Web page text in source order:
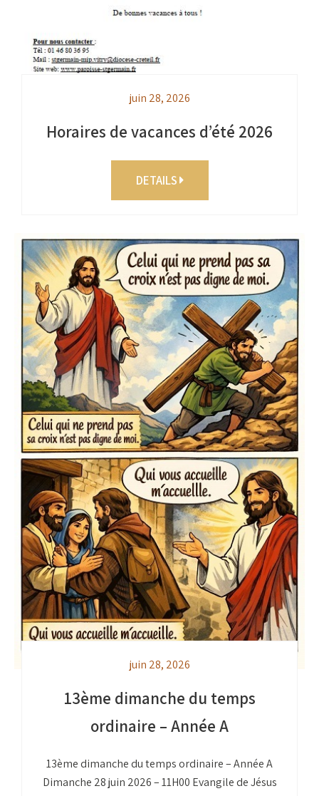
juin 28, 2026
Horaires de vacances d’été 2026
DETAILS
juin 28, 2026
13ème dimanche du temps
ordinaire – Année A
13ème dimanche du temps ordinaire – Année A
Dimanche 28 juin 2026 – 11H00 Evangile de Jésus